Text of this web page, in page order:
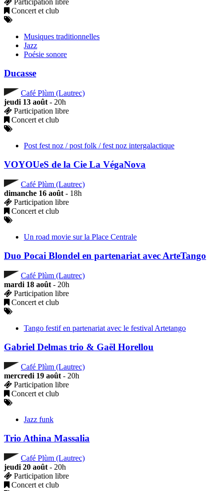
Concert et club
Musiques traditionnelles
Jazz
Poésie sonore
Ducasse
Café Plùm (Lautrec)
jeudi 13 août - 20h
Participation libre
Concert et club
Post fest noz / post folk / fest noz intergalactique
VOYOUeS de la Cie La VégaNova
Café Plùm (Lautrec)
dimanche 16 août - 18h
Participation libre
Concert et club
Un road movie sur la Place Centrale
Duo Pocai Blondel en partenariat avec ArteTango
Café Plùm (Lautrec)
mardi 18 août - 20h
Participation libre
Concert et club
Tango festif en partenariat avec le festival Artetango
Gabriel Delmas trio & Gaël Horellou
Café Plùm (Lautrec)
mercredi 19 août - 20h
Participation libre
Concert et club
Jazz funk
Trio Athina Massalia
Café Plùm (Lautrec)
jeudi 20 août - 20h
Participation libre
Concert et club